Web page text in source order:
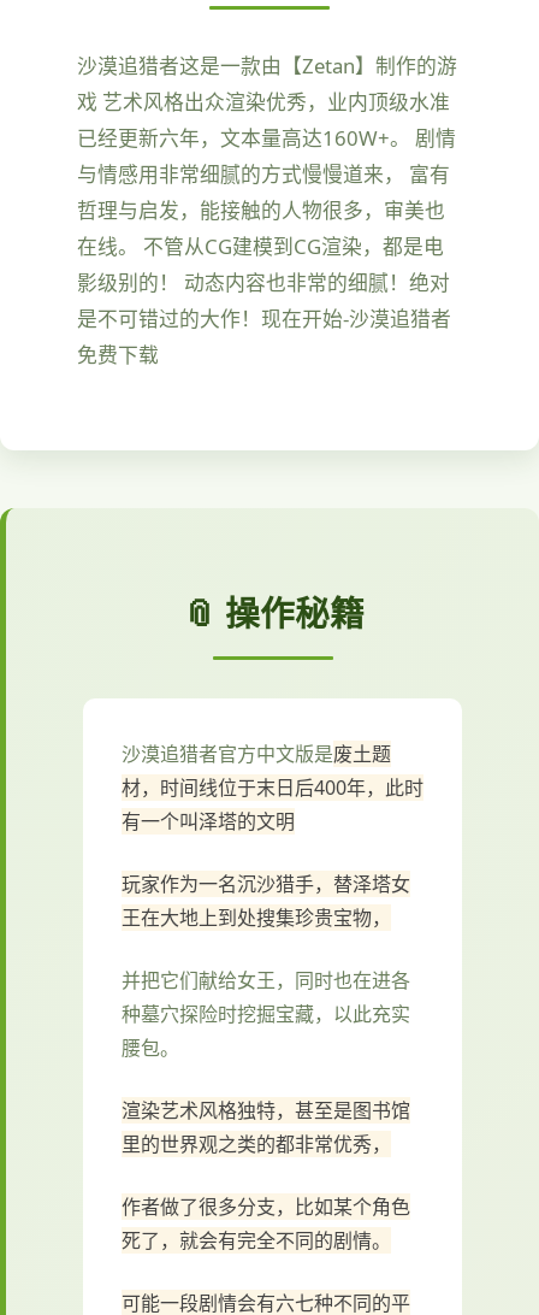
沙漠追猎者这是一款由【Zetan】制作的游
戏 艺术风格出众渲染优秀，业内顶级水准
已经更新六年，文本量高达160W+。 剧情
与情感用非常细腻的方式慢慢道来， 富有
哲理与启发，能接触的人物很多，审美也
在线。 不管从CG建模到CG渲染，都是电
影级别的！ 动态内容也非常的细腻！绝对
是不可错过的大作！现在开始-沙漠追猎者
免费下载
📎 操作秘籍
沙漠追猎者官方中文版是废土题
材，时间线位于末日后400年，此时
有一个叫泽塔的文明
玩家作为一名沉沙猎手，替泽塔女
王在大地上到处搜集珍贵宝物，
并把它们献给女王，同时也在进各
种墓穴探险时挖掘宝藏，以此充实
腰包。
渲染艺术风格独特，甚至是图书馆
里的世界观之类的都非常优秀，
作者做了很多分支，比如某个角色
死了，就会有完全不同的剧情。
可能一段剧情会有六七种不同的平